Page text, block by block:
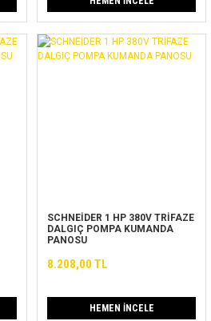
SCHNEİDER 1 HP 380V TRİFAZE
DALGIÇ POMPA KUMANDA
PANOSU
8.208,00 TL
HEMEN İNCELE